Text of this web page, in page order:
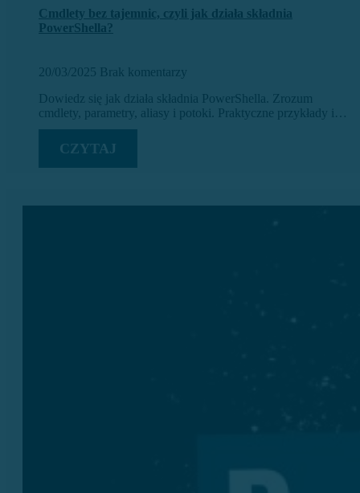
Cmdlety bez tajemnic, czyli jak działa składnia
PowerShella?
20/03/2025 Brak komentarzy
Dowiedz się jak działa składnia PowerShella. Zrozum
cmdlety, parametry, aliasy i potoki. Praktyczne przykłady i…
CZYTAJ